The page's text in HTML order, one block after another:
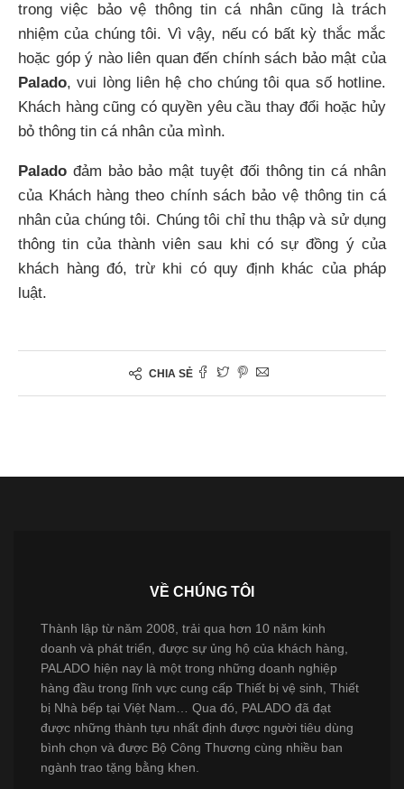
trong việc bảo vệ thông tin cá nhân cũng là trách
nhiệm của chúng tôi. Vì vậy, nếu có bất kỳ thắc mắc
hoặc góp ý nào liên quan đến chính sách bảo mật của
Palado, vui lòng liên hệ cho chúng tôi qua số hotline.
Khách hàng cũng có quyền yêu cầu thay đổi hoặc hủy
bỏ thông tin cá nhân của mình.
Palado đảm bảo bảo mật tuyệt đối thông tin cá nhân
của Khách hàng theo chính sách bảo vệ thông tin cá
nhân của chúng tôi. Chúng tôi chỉ thu thập và sử dụng
thông tin của thành viên sau khi có sự đồng ý của
khách hàng đó, trừ khi có quy định khác của pháp
luật.
CHIA SẺ
VỀ CHÚNG TÔI
Thành lập từ năm 2008, trải qua hơn 10 năm kinh
doanh và phát triển, được sự ủng hộ của khách hàng,
PALADO hiện nay là một trong những doanh nghiệp
hàng đầu trong lĩnh vực cung cấp Thiết bị vệ sinh, Thiết
bị Nhà bếp tại Việt Nam… Qua đó, PALADO đã đạt
được những thành tựu nhất định được người tiêu dùng
bình chọn và được Bộ Công Thương cùng nhiều ban
ngành trao tặng bằng khen.